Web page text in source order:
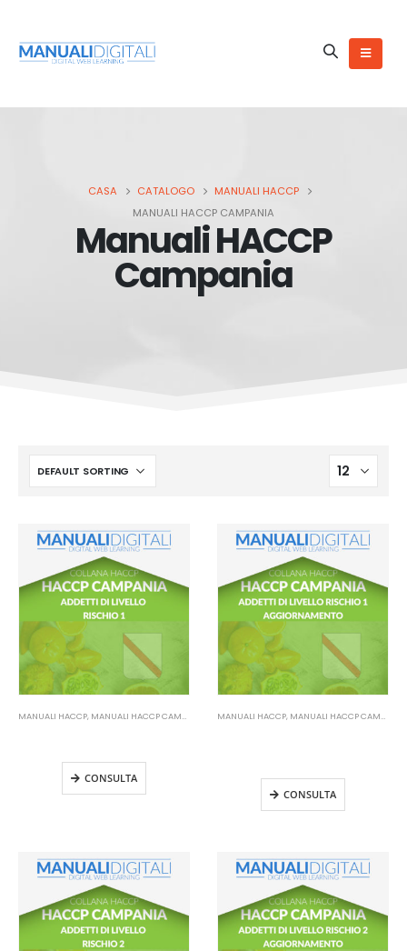
CASA CATALOGO
MANUALI HACCP
MANUALI HACCP CAMPANIA
Manuali HACCP
Campania
MANUALI HACCP, MANUALI HACCP CAMPANIA
CONSULTA
MANUALI HACCP, MANUALI HACCP CAMPANIA
CONSULTA